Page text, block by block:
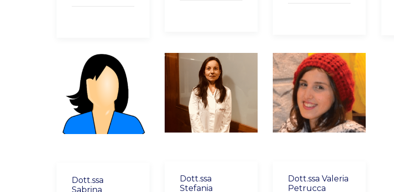
Dott.ssa
Sabrina
Dott.ssa
Stefania
Dott.ssa Valeria
Petrucca